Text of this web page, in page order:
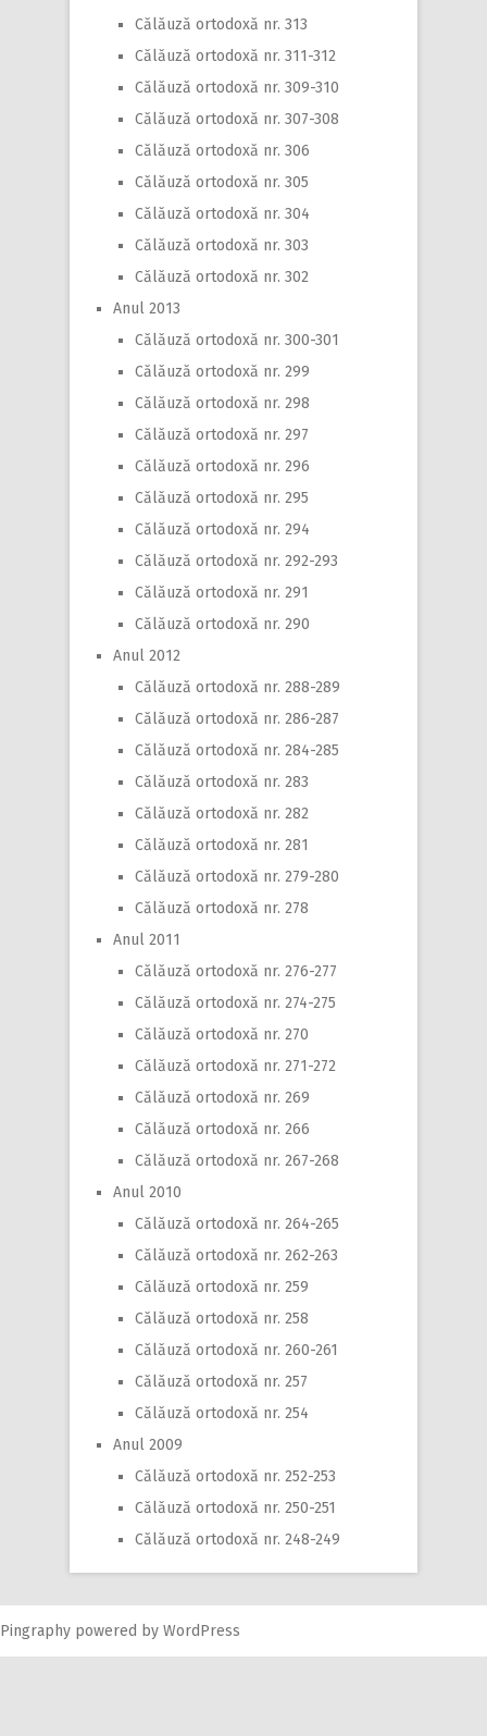
Călăuză ortodoxă nr. 313
Călăuză ortodoxă nr. 311-312
Călăuză ortodoxă nr. 309-310
Călăuză ortodoxă nr. 307-308
Călăuză ortodoxă nr. 306
Călăuză ortodoxă nr. 305
Călăuză ortodoxă nr. 304
Călăuză ortodoxă nr. 303
Călăuză ortodoxă nr. 302
Anul 2013
Călăuză ortodoxă nr. 300-301
Călăuză ortodoxă nr. 299
Călăuză ortodoxă nr. 298
Călăuză ortodoxă nr. 297
Călăuză ortodoxă nr. 296
Călăuză ortodoxă nr. 295
Călăuză ortodoxă nr. 294
Călăuză ortodoxă nr. 292-293
Călăuză ortodoxă nr. 291
Călăuză ortodoxă nr. 290
Anul 2012
Călăuză ortodoxă nr. 288-289
Călăuză ortodoxă nr. 286-287
Călăuză ortodoxă nr. 284-285
Călăuză ortodoxă nr. 283
Călăuză ortodoxă nr. 282
Călăuză ortodoxă nr. 281
Călăuză ortodoxă nr. 279-280
Călăuză ortodoxă nr. 278
Anul 2011
Călăuză ortodoxă nr. 276-277
Călăuză ortodoxă nr. 274-275
Călăuză ortodoxă nr. 270
Călăuză ortodoxă nr. 271-272
Călăuză ortodoxă nr. 269
Călăuză ortodoxă nr. 266
Călăuză ortodoxă nr. 267-268
Anul 2010
Călăuză ortodoxă nr. 264-265
Călăuză ortodoxă nr. 262-263
Călăuză ortodoxă nr. 259
Călăuză ortodoxă nr. 258
Călăuză ortodoxă nr. 260-261
Călăuză ortodoxă nr. 257
Călăuză ortodoxă nr. 254
Anul 2009
Călăuză ortodoxă nr. 252-253
Călăuză ortodoxă nr. 250-251
Călăuză ortodoxă nr. 248-249
Pingraphy powered by WordPress